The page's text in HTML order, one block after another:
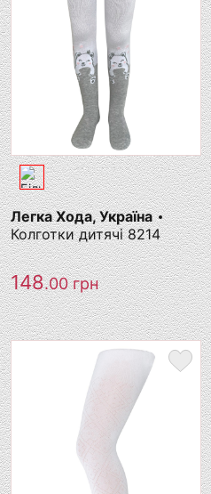
Легка Хода, Україна
Колготки дитячі 8214
148.00грн